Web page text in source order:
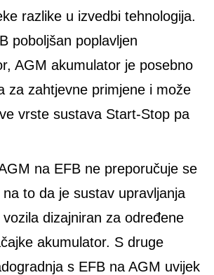
razlike u izvedbi tehnologija.
poboljšan poplavljen
AGM akumulator je posebno
za zahtjevne primjene i može
vrste sustava Start-Stop pa
na EFB ne preporučuje se
to da je sustav upravljanja
dizajniran za određene
akumulator. S druge
s EFB na AGM uvijek